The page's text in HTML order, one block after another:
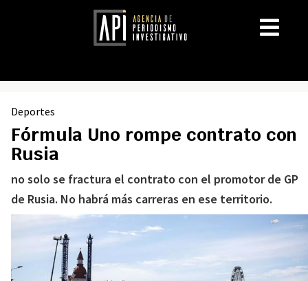
Deportes
Fórmula Uno rompe contrato con
Rusia
no solo se fractura el contrato con el promotor de GP
de Rusia. No habrá más carreras en ese territorio.